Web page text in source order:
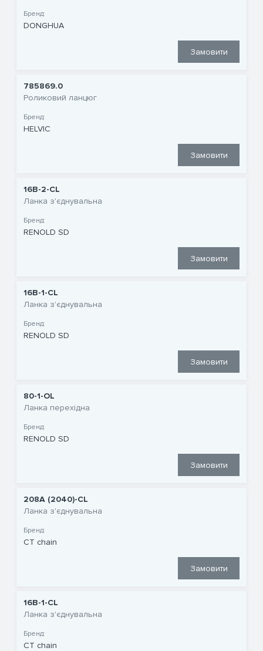
Бренд:
DONGHUA
Замовити
785869.0
Роликовий ланцюг
Бренд:
HELVIC
Замовити
16B-2-CL
Ланка з'єднувальна
Бренд:
RENOLD SD
Замовити
16B-1-CL
Ланка з'єднувальна
Бренд:
RENOLD SD
Замовити
80-1-OL
Ланка перехідна
Бренд:
RENOLD SD
Замовити
208А (2040)-CL
Ланка з'єднувальна
Бренд:
CT chain
Замовити
16B-1-CL
Ланка з'єднувальна
Бренд:
CT chain